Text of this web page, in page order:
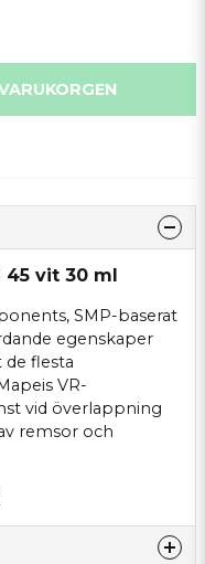
45 vit 30 ml
SMP-baserat
egenskaper
flesta
VR-
vid överlappning
remsor och
fungerar även
kombinerar